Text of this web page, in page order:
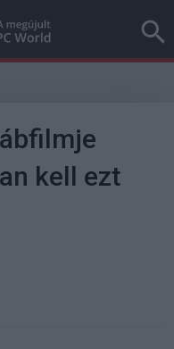
kell ezt